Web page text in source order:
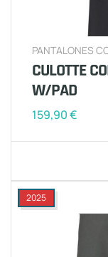
PANTALONES
CULOTTE
W/PAD
159,90€
2025